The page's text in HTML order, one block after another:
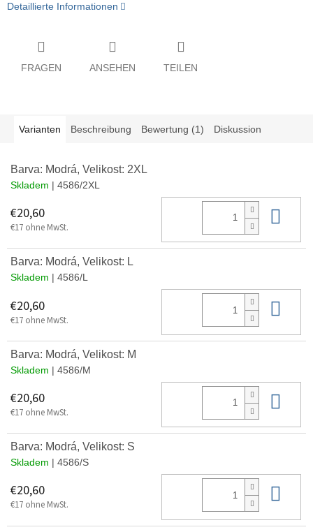
Detaillierte Informationen
FRAGEN ANSEHEN TEILEN
Varianten Beschreibung Bewertung (1) Diskussion
Barva: Modrá, Velikost: 2XL
Skladem | 4586/2XL
€20,60
€17 ohne MwSt.
Barva: Modrá, Velikost: L
Skladem | 4586/L
€20,60
€17 ohne MwSt.
Barva: Modrá, Velikost: M
Skladem | 4586/M
€20,60
€17 ohne MwSt.
Barva: Modrá, Velikost: S
Skladem | 4586/S
€20,60
€17 ohne MwSt.